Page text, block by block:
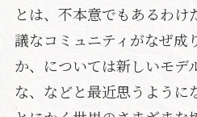
とは、不本意でもあるわけ
議なコミュニティがなぜ成
か、については新しいモデ
な、などと最近思うように